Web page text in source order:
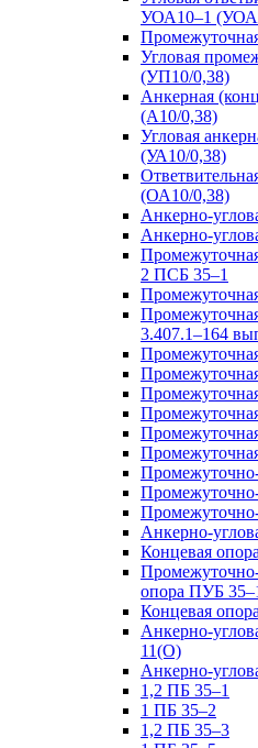
УОА10–1
Угловая
(УП10/0,38)
Анкерная
(А10/0,38)
Угловая
(УА10/0,38)
(ОА10/0,38)
Анкерно-
Анкерно-
2 ПСБ 35–1
3.407.1–164
Анкерно-
Концевая
Промежуточно-
опора ПУБ
Концевая
Анкерно-
11(О)
Анкерно-
1,2 ПБ 35–1
1 ПБ 35–2
1,2 ПБ 35–3